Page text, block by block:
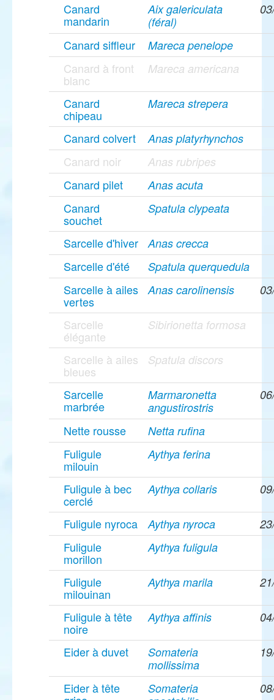
Canard
mandarin
Aix galericulata
(féral)
Canard siffleur Mareca penelope
Canard à front
blanc
Mareca americana
Canard
chipeau
Mareca strepera
Canard colvert Anas platyrhynchos
Canard noir Anas rubripes
Canard pilet Anas acuta
Canard
souchet
Spatula clypeata
Sarcelle d'hiver Anas crecca
Sarcelle d'été Spatula querquedula
Sarcelle à ailes
vertes
Anas carolinensis
Sarcelle
élégante
Sibirionetta formosa
Sarcelle à ailes
bleues
Spatula discors
Sarcelle
marbrée
Marmaronetta
angustirostris
Nette rousse Netta rufina
Fuligule
milouin
Aythya ferina
Fuligule à bec
cerclé
Aythya collaris
Fuligule nyroca Aythya nyroca
Fuligule
morillon
Aythya fuligula
Fuligule
milouinan
Aythya marila
Fuligule à tête
noire
Aythya affinis
Eider à duvet
Somateria
mollissima
Eider à tête
Somateria